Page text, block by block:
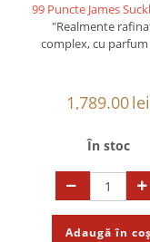
99 Puncte James
"Realmente
complex, cu parfum
1,789.00lei
În stoc
Adaugă în coș